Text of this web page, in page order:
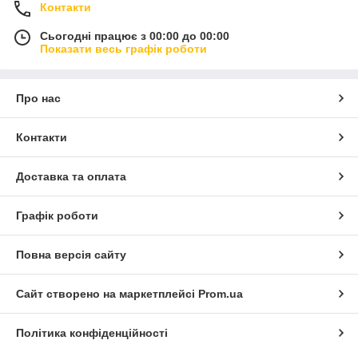
Контакти
Сьогодні працює з 00:00 до 00:00
Показати весь графік роботи
Про нас
Контакти
Доставка та оплата
Графік роботи
Повна версія сайту
Сайт створено на маркетплейсі Prom.ua
Політика конфіденційності